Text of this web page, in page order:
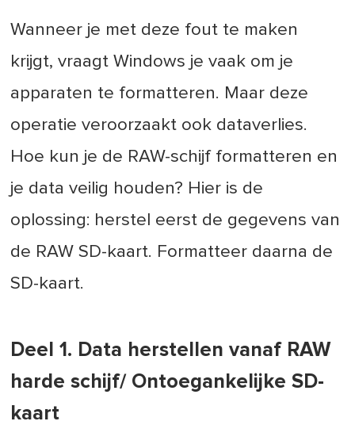
Wanneer je met deze fout te maken
krijgt, vraagt Windows je vaak om je
apparaten te formatteren. Maar deze
operatie veroorzaakt ook dataverlies.
Hoe kun je de RAW-schijf formatteren en
je data veilig houden? Hier is de
oplossing: herstel eerst de gegevens van
de RAW SD-kaart. Formatteer daarna de
SD-kaart.
Deel 1. Data herstellen vanaf RAW
harde schijf/ Ontoegankelijke SD-
kaart